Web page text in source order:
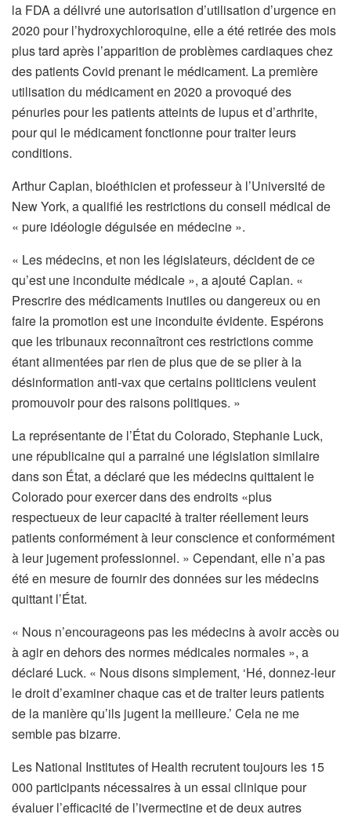
la FDA a délivré une autorisation d’utilisation d’urgence en
2020 pour l’hydroxychloroquine, elle a été retirée des mois
plus tard après l’apparition de problèmes cardiaques chez
des patients Covid prenant le médicament. La première
utilisation du médicament en 2020 a provoqué des
pénuries pour les patients atteints de lupus et d’arthrite,
pour qui le médicament fonctionne pour traiter leurs
conditions.
Arthur Caplan, bioéthicien et professeur à l’Université de
New York, a qualifié les restrictions du conseil médical de
« pure idéologie déguisée en médecine ».
« Les médecins, et non les législateurs, décident de ce
qu’est une inconduite médicale », a ajouté Caplan. «
Prescrire des médicaments inutiles ou dangereux ou en
faire la promotion est une inconduite évidente. Espérons
que les tribunaux reconnaîtront ces restrictions comme
étant alimentées par rien de plus que de se plier à la
désinformation anti-vax que certains politiciens veulent
promouvoir pour des raisons politiques. »
La représentante de l’État du Colorado, Stephanie Luck,
une républicaine qui a parrainé une législation similaire
dans son État, a déclaré que les médecins quittaient le
Colorado pour exercer dans des endroits «plus
respectueux de leur capacité à traiter réellement leurs
patients conformément à leur conscience et conformément
à leur jugement professionnel. » Cependant, elle n’a pas
été en mesure de fournir des données sur les médecins
quittant l’État.
« Nous n’encourageons pas les médecins à avoir accès ou
à agir en dehors des normes médicales normales », a
déclaré Luck. « Nous disons simplement, ‘Hé, donnez-leur
le droit d’examiner chaque cas et de traiter leurs patients
de la manière qu’ils jugent la meilleure.’ Cela ne me
semble pas bizarre.
Les National Institutes of Health recrutent toujours les 15
000 participants nécessaires à un essai clinique pour
évaluer l’efficacité de l’ivermectine et de deux autres